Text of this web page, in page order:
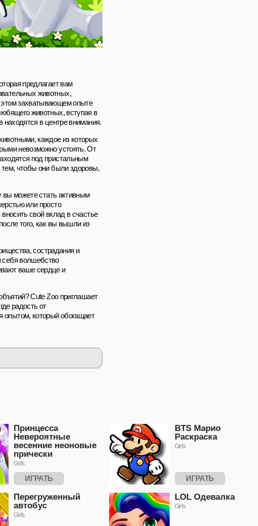
предлагает вам
животных,
этом захватывающем опыте
животных, вступая в
находятся в центре внимания.
каждое из которых
невозможно устоять. От
под пристальным
тем, чтобы они были здоровы,
вы можете стать активным
или просто
свой вклад в счастье
того, как вы вышли из
сострадания и
себя волшебство
ваше сердце и
Cute Zoo приглашает
радость от
опытом, который обогащает
Принцесса
Невероятные
весенние неоновые
прически
Girls
ИГРАТЬ
BTS Марио
Раскраска
Girls
ИГРАТЬ
Перегруженный
автобус
Girls
LOL Одевалка
Girls